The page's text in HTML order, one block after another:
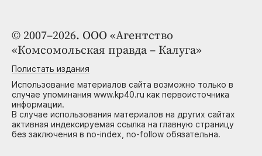
© 2007–2026. ООО «Агентство
«Комсомольская правда – Калуга»
Полистать издания
Использование материалов сайта возможно только в
случае упоминания www.kp40.ru как первоисточника
информации.
В случае использования материалов на других сайтах
активная индексируемая ссылка на главную страницу
без заключения в no-index, no-follow обязательна.